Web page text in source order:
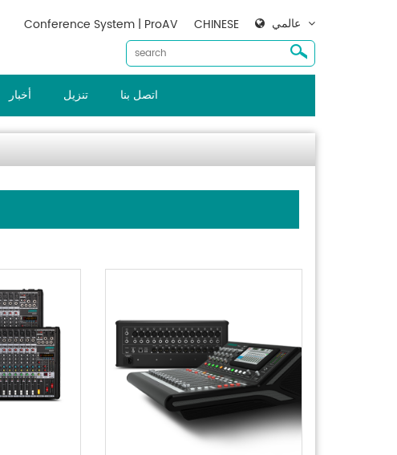
عالمي CHINESE
Conference System | ProAV
أخبار تنزيل اتصل بنا